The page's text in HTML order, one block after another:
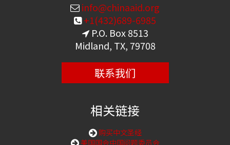
info@chinaaid.org
+1(432)689-6985
P.O. Box 8513
Midland, TX, 79708
联系我们
相关链接
购买中文圣经
美国国会中国问题委员会